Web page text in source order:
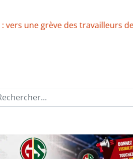
grève des travailleurs de la BCRG